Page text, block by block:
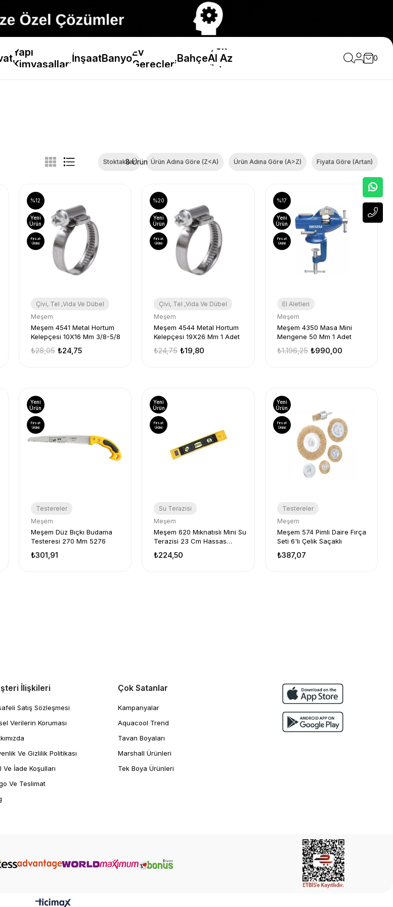
Yapı
KimyasallarıİnşaatBanyoEv
GereçleriBahçe
Çok
Al Az
Öde
0
Fiyata Göre (Artan)
Ürün Adına Göre (A>Z)
Ürün Adına Göre (Z<A)
Stoktakiler8 Ürün
Çivi, Tel ,Vida Ve Dübel
Meşem
Meşem 4541 Metal Hortum
Kelepçesi 10X16 Mm 3/8-5/8
₺24,75
₺28,05
%12
Yeni
Ürün
Fırsat
Ürünü
Çivi, Tel ,Vida Ve Dübel
Meşem
Meşem 4544 Metal Hortum
Kelepçesi 19X26 Mm 1 Adet
₺19,80
₺24,75
%20
Yeni
Ürün
Fırsat
Ürünü
El Aletleri
Meşem
Meşem 4350 Masa Mini
Mengene 50 Mm 1 Adet
₺990,00
₺1.196,25
%17
Yeni
Ürün
Fırsat
Ürünü
Testereler
Meşem
Meşem Düz Bıçkı Budama
Testeresi 270 Mm 5276
₺301,91
Yeni
Ürün
Fırsat
Ürünü
Su Terazisi
Meşem
Meşem 620 Mıknatıslı Mini Su
Terazisi 23 Cm Hassas
₺224,50
Yeni
Ürün
Fırsat
Ürünü
Testereler
Meşem
Meşem 574 Pimli Daire Fırça
Seti 6'lı Çelik Saçaklı
₺387,07
Yeni
Ürün
Fırsat
Ürünü
İlişkileri
Satış Sözleşmesi
Verilerin Koruması
Ve Gizlilik Politikası
Ve İade Koşulları
Ve Teslimat
Çok Satanlar
Kampanyalar
Aquacool Trend
Tavan Boyaları
Marshall Ürünleri
Tek Boya Ürünleri